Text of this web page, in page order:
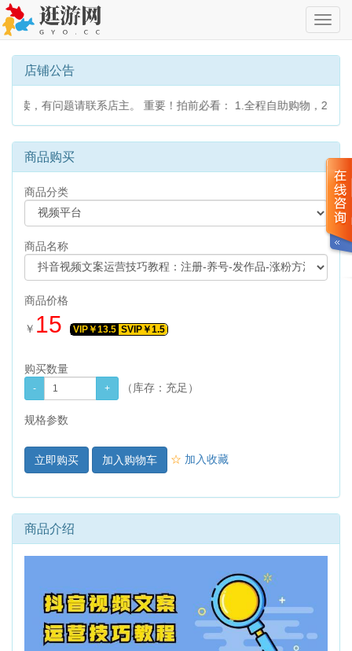
切
换
导
店铺公告
读，有问题请联系店主。 重要！拍前必看： 1.全程自助购物，24小
商品购买
商品分类
商品名称
商品价格
￥ 15 VIP￥13.5 SVIP￥1.5
购买数量
（库存： 充足 ）
规格参数
加入购物车 ☆ 加入收藏
商品介绍